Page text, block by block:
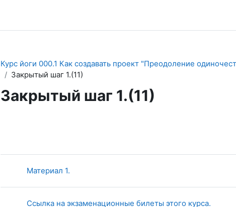
Курс йоги 000.1 Как создавать проект "Преодоление
Закрытый шаг 1.(11)
Закрытый шаг 1.(11)
Материал 1.Страница
Ссылка на экзаменационные билеты этого курса.